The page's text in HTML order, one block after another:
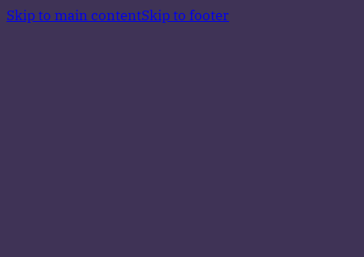
Skip to main contentSkip to footer